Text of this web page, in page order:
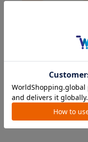
出産準備の参考に。
に使ってみた感想を